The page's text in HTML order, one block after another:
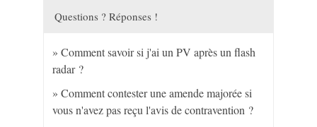
Questions ? Réponses !
Comment savoir si j'ai un PV après un flash
radar ?
Comment contester une amende majorée si
vous n'avez pas reçu l'avis de contravention ?